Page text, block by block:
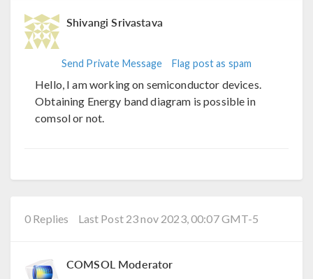
Shivangi Srivastava
Send Private Message Flag post as spam
Hello, I am working on semiconductor devices.
Obtaining Energy band diagram is possible in
comsol or not.
0 Replies Last Post 23 nov 2023, 00:07 GMT-5
COMSOL Moderator